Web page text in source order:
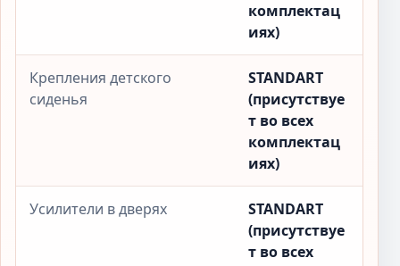
комплектац
иях)
Крепления детского
сиденья
STANDART
(присутствуе
т во всех
комплектац
иях)
Усилители в дверях
STANDART
(присутствуе
т во всех